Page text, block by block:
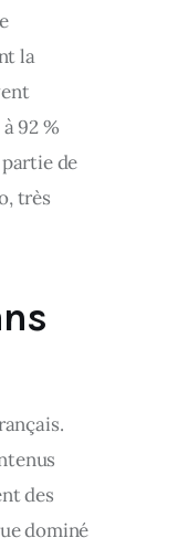
la
92 %
de
très
des
dominé